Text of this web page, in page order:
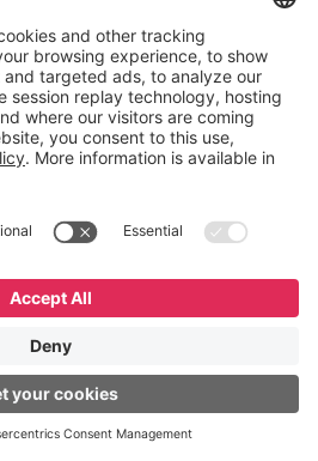
360°, que permite
Podemos
recondicionar e
à cadeia,